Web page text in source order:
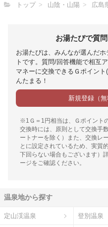
トップ 山陰・山陽 広島
お湯たびで質
お湯たびは、みんなが選んだ
トです。質問/回答機能で相互
マネーに交換できるＧポイン
んたまる！
新規登録（
※1Ｇ＝1円相当は、Ｇポイント
交換時には、原則として交換手
ートナーを除く）また、交換レ
とに設定されているため、実質
下回らない場合もございます）
ージをご確認ください。
温泉地から探す
定山渓温泉 登別温泉